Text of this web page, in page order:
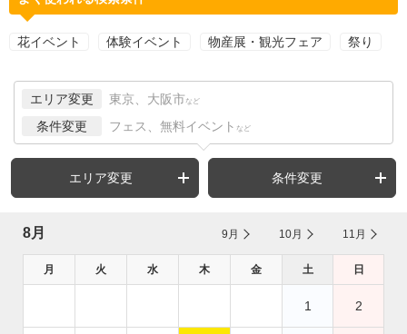
花イベント 体験イベント 物産展・観光フェア 祭り
エリア変更 東京、大阪市 など
条件変更 フェス、無料イベント など
エリア変更 条件変更
8月 9月 10月 11月
月 火 水 木 金 土 日
1 2